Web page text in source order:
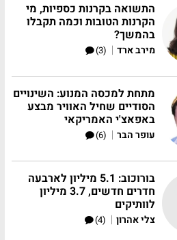
התשואה בקרנות כספיות, מי
הקרנות הטובות וכמה תקבלו
בהמשך?
מירב ארד |
(3)
מתחת למכסה המנוע: השינויים
הסודיים שחיל האוויר מבצע
באפאצ'י האמריקאי
עופר הבר |
(6)
בורוכוב: 5.1 מיליון לארבעה
חדרים חדשים, 3.7 מיליון
לוותיקים
צלי אהרון |
(4)